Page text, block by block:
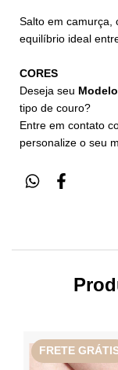
Salto em camurça,
equilíbrio ideal
CORES
Deseja seu
tipo de couro?
Entre em contato
personalize o seu
FRETE